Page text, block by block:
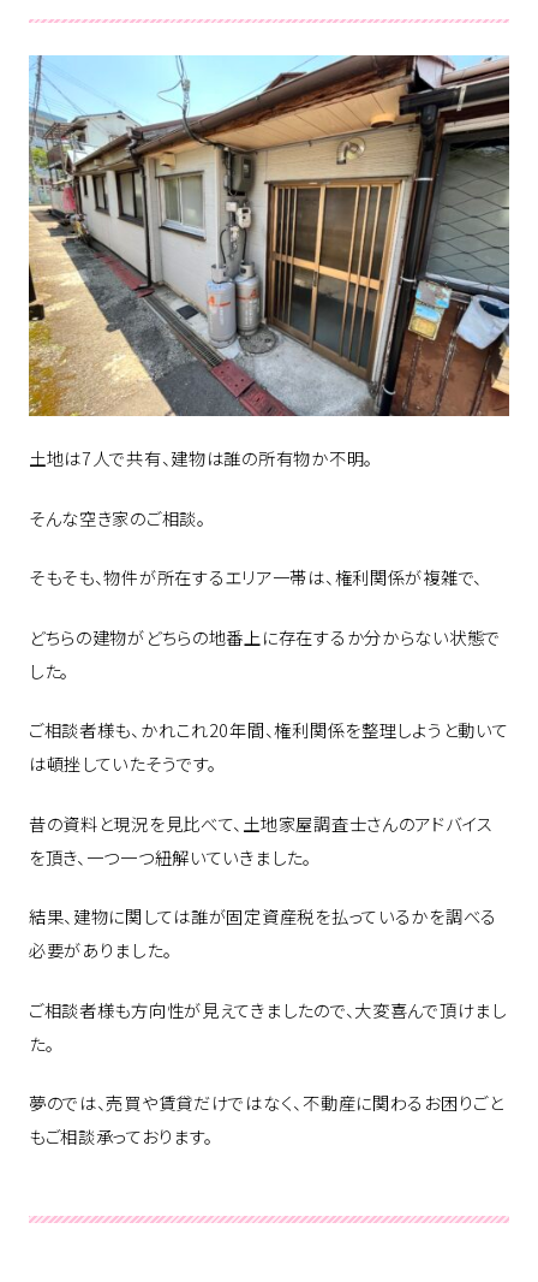
土地は7人で共有、建物は誰の所有物か不明。
そんな空き家のご相談。
そもそも、物件が所在するエリア一帯は、権利関係が複雑で、
どちらの建物がどちらの地番上に存在するか分からない状態で
した。
ご相談者様も、かれこれ20年間、権利関係を整理しようと動いて
は頓挫していたそうです。
昔の資料と現況を見比べて、土地家屋調査士さんのアドバイス
を頂き、一つ一つ紐解いていきました。
結果、建物に関しては誰が固定資産税を払っているかを調べる
必要がありました。
ご相談者様も方向性が見えてきましたので、大変喜んで頂けまし
た。
夢のでは、売買や賃貸だけではなく、不動産に関わるお困りごと
もご相談承っております。